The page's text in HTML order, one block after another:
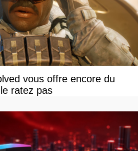
vous offre encore du
ratez pas